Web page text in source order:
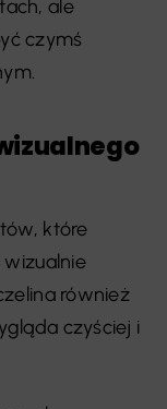
ale
czymś
które
również
czyściej i